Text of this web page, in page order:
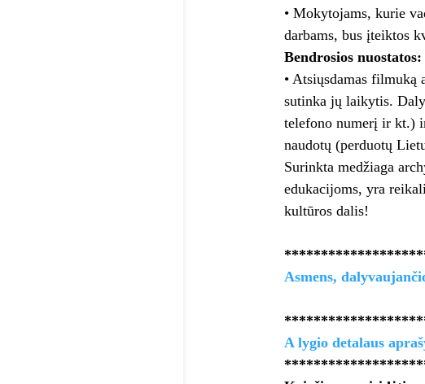
• Mokytojams, kurie
darbams, bus įteiktos
Bendrosios nuostatos:
• Atsiųsdamas
sutinka jų laikytis.
telefono numerį ir kt.)
naudotų (perduotų
Surinkta medžiaga
edukacijoms, yra
kultūros dalis!
Asmens,
A lygio detalaus